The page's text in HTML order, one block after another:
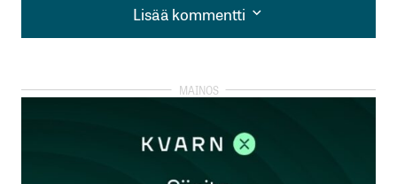
Lisää kommentti
Lisää kommentti
kirjautua
rekisteröityä